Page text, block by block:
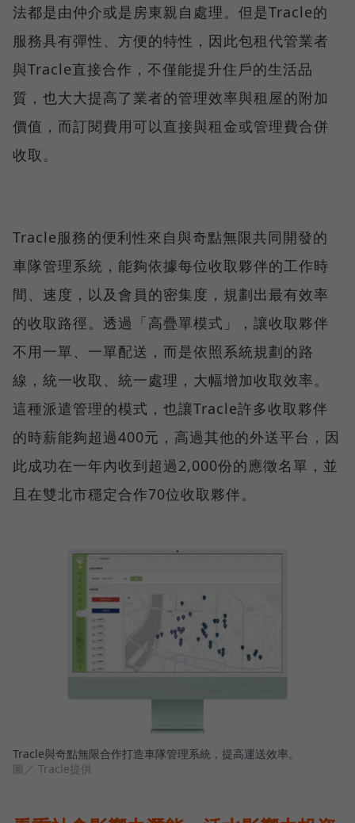
法都是由仲介或是房東親自處理。但是Tracle的
服務具有彈性、方便的特性，因此包租代管業者
與Tracle直接合作，不僅能提升住戶的生活品
質，也大大提高了業者的管理效率與租屋的附加
價值，而訂閱費用可以直接與租金或管理費合併
收取。
Tracle服務的便利性來自與奇點無限共同開發的
車隊管理系統，能夠依據每位收取夥伴的工作時
間、速度，以及會員的密集度，規劃出最有效率
的收取路徑。透過「高疊單模式」，讓收取夥伴
不用一單、一單配送，而是依照系統規劃的路
線，統一收取、統一處理，大幅增加收取效率。
這種派遣管理的模式，也讓Tracle許多收取夥伴
的時薪能夠超過400元，高過其他的外送平台，因
此成功在一年內收到超過2,000份的應徵名單，並
且在雙北市穩定合作70位收取夥伴。
Tracle與奇點無限合作打造車隊管理系統，提高運送效率。
圖／ Tracle提供